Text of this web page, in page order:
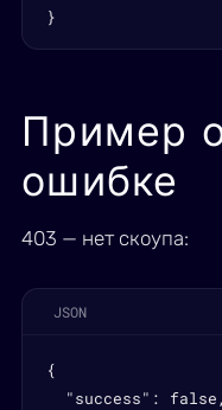
}
Пример
ошибке
403 — нет скоупа:
JSON
{
  "success": false,